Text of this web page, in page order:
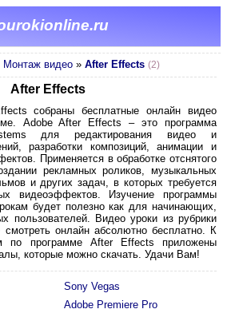
Монтаж видео » After Effects (2)
After Effects
собраны бесплатные онлайн видео
Adobe After Effects – это программа
для редактирования видео и
разработки композиций, анимации и
Применяется в обработке отснятого
рекламных роликов, музыкальных
и других задач, в которых требуется
видеоэффектов. Изучение программы
будет полезно как для начинающих,
пользователей. Видео уроки из рубрики
онлайн абсолютно бесплатно. К
по программе After Effects приложены
которые можно скачать. Удачи Вам!
Sony Vegas
Adobe Premiere Pro